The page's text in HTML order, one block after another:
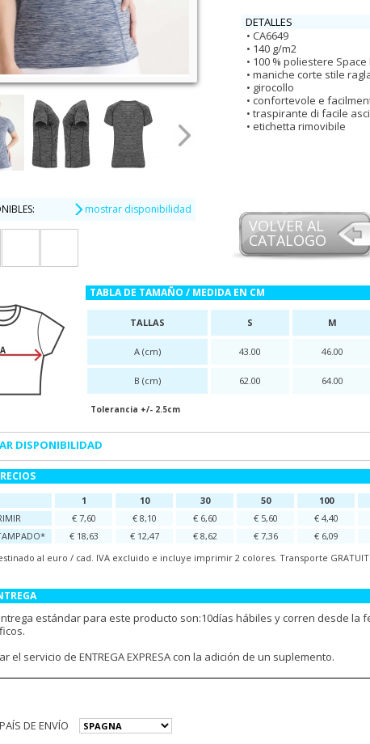
DETALLES
CA6649
140 g/m2
100 % poliestere Space
maniche corte stile
girocollo
confortevole e
traspirante di facile
etichetta rimovibile
mostrar disponibilidad
VOLVER AL
CATALOGO
TABLA DE TAMAÑO / MEDIDA EN CM
TALLAS S M
A (cm) 43.00 46.00
B (cm) 62.00 64.00
Tolerancia +/- 2.5cm
DISPONIBILIDAD
1 10 30 50 100
€ 7,60 € 8,10 € 6,60 € 5,60 € 4,40
€ 18,63 € 12,47 € 8,62 € 7,36 € 6,09
al euro / cad. IVA excluido e incluye imprimir 2 colores. Transporte
estándar para este producto son:10días hábiles y corren desde la
el servicio de ENTREGA EXPRESA con la adición de un suplemento.
DE ENVÍO